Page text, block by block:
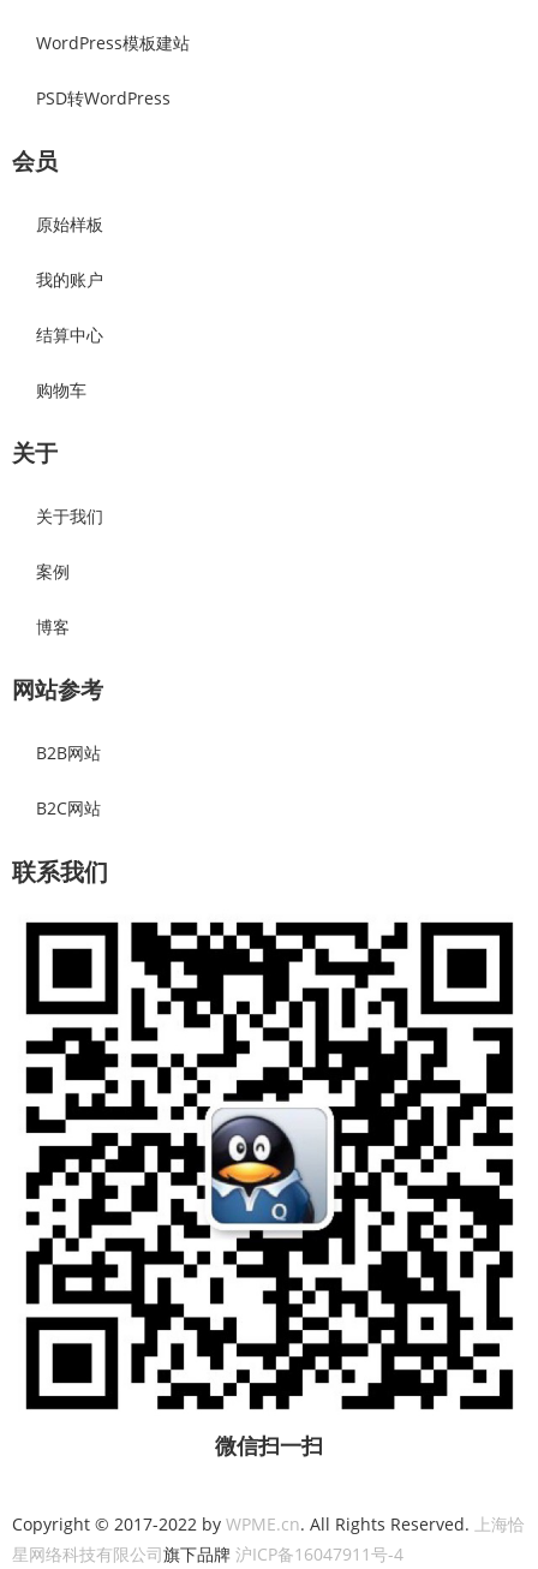
WordPress模板建站
PSD转WordPress
会员
原始样板
我的账户
结算中心
购物车
关于
关于我们
案例
博客
网站参考
B2B网站
B2C网站
联系我们
微信扫一扫
Copyright © 2017-2022 by WPME.cn. All Rights Reserved. 上海恰
星网络科技有限公司旗下品牌 沪ICP备16047911号-4